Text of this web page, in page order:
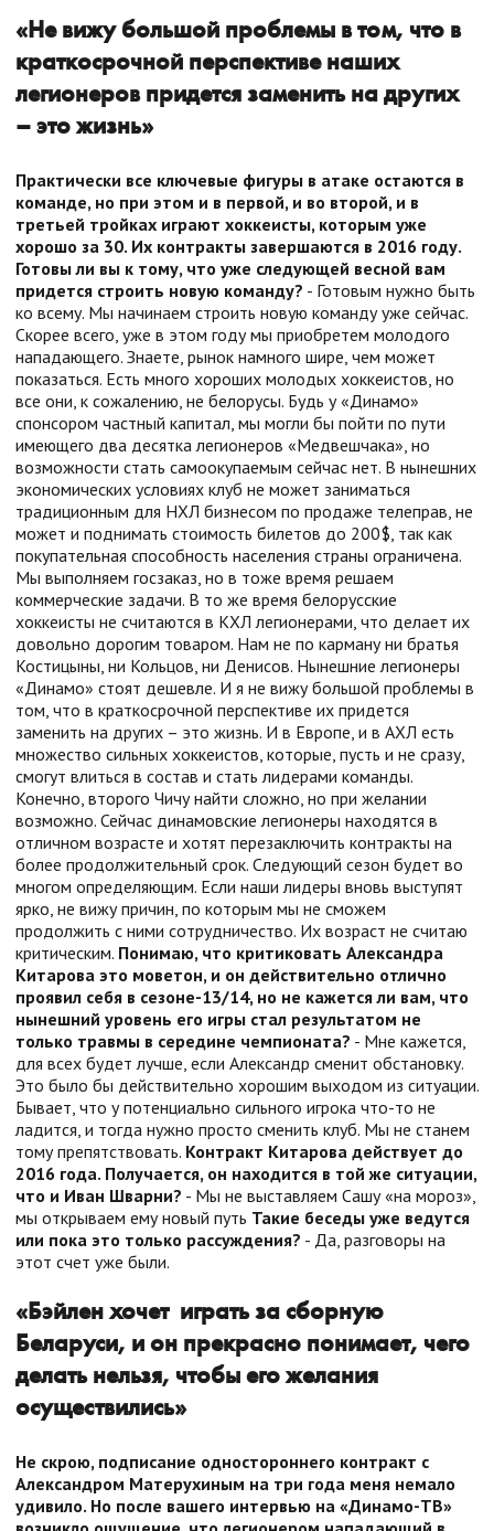
«Не вижу большой проблемы в том, что в
краткосрочной перспективе наших
легионеров придется заменить на других
– это жизнь»
Практически все ключевые фигуры в атаке остаются в
команде, но при этом и в первой, и во второй, и в
третьей тройках играют хоккеисты, которым уже
хорошо за 30. Их контракты завершаются в 2016 году.
Готовы ли вы к тому, что уже следующей весной вам
придется строить новую команду? - Готовым нужно быть
ко всему. Мы начинаем строить новую команду уже сейчас.
Скорее всего, уже в этом году мы приобретем молодого
нападающего. Знаете, рынок намного шире, чем может
показаться. Есть много хороших молодых хоккеистов, но
все они, к сожалению, не белорусы. Будь у «Динамо»
спонсором частный капитал, мы могли бы пойти по пути
имеющего два десятка легионеров «Медвешчака», но
возможности стать самоокупаемым сейчас нет. В нынешних
экономических условиях клуб не может заниматься
традиционным для НХЛ бизнесом по продаже телеправ, не
может и поднимать стоимость билетов до 200$, так как
покупательная способность населения страны ограничена.
Мы выполняем госзаказ, но в тоже время решаем
коммерческие задачи. В то же время белорусские
хоккеисты не считаются в КХЛ легионерами, что делает их
довольно дорогим товаром. Нам не по карману ни братья
Костицыны, ни Кольцов, ни Денисов. Нынешние легионеры
«Динамо» стоят дешевле. И я не вижу большой проблемы в
том, что в краткосрочной перспективе их придется
заменить на других – это жизнь. И в Европе, и в АХЛ есть
множество сильных хоккеистов, которые, пусть и не сразу,
смогут влиться в состав и стать лидерами команды.
Конечно, второго Чичу найти сложно, но при желании
возможно. Сейчас динамовские легионеры находятся в
отличном возрасте и хотят перезаключить контракты на
более продолжительный срок. Следующий сезон будет во
многом определяющим. Если наши лидеры вновь выступят
ярко, не вижу причин, по которым мы не сможем
продолжить с ними сотрудничество. Их возраст не считаю
критическим. Понимаю, что критиковать Александра
Китарова это моветон, и он действительно отлично
проявил себя в сезоне-13/14, но не кажется ли вам, что
нынешний уровень его игры стал результатом не
только травмы в середине чемпионата? - Мне кажется,
для всех будет лучше, если Александр сменит обстановку.
Это было бы действительно хорошим выходом из ситуации.
Бывает, что у потенциально сильного игрока что-то не
ладится, и тогда нужно просто сменить клуб. Мы не станем
тому препятствовать. Контракт Китарова действует до
2016 года. Получается, он находится в той же ситуации,
что и Иван Шварни? - Мы не выставляем Сашу «на мороз»,
мы открываем ему новый путь Такие беседы уже ведутся
или пока это только рассуждения? - Да, разговоры на
этот счет уже были.
«Бэйлен хочет играть за сборную
Беларуси, и он прекрасно понимает, чего
делать нельзя, чтобы его желания
осуществились»
Не скрою, подписание одностороннего контракт с
Александром Матерухиным на три года меня немало
удивило. Но после вашего интервью на «Динамо-ТВ»